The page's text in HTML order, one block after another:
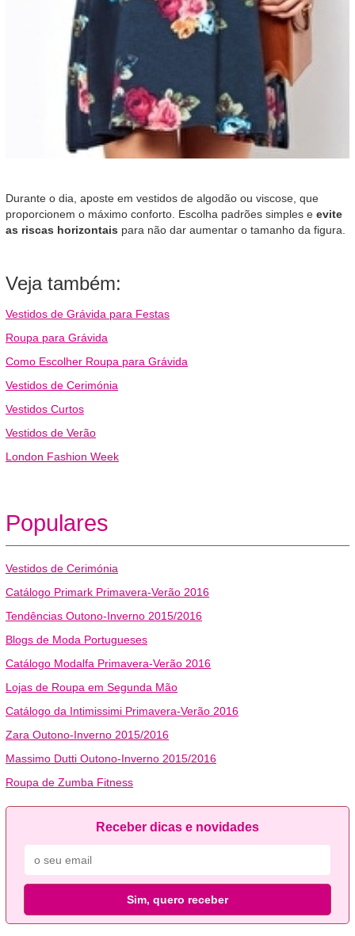
Durante o dia, aposte em vestidos de algodão ou viscose, que
proporcionem o máximo conforto. Escolha padrões simples e evite
as riscas horizontais para não dar aumentar o tamanho da figura.
Veja também:
Vestidos de Grávida para Festas
Roupa para Grávida
Como Escolher Roupa para Grávida
Vestidos de Cerimónia
Vestidos Curtos
Vestidos de Verão
London Fashion Week
Populares
Vestidos de Cerimónia
Catálogo Primark Primavera-Verão 2016
Tendências Outono-Inverno 2015/2016
Blogs de Moda Portugueses
Catálogo Modalfa Primavera-Verão 2016
Lojas de Roupa em Segunda Mão
Catálogo da Intimissimi Primavera-Verão 2016
Zara Outono-Inverno 2015/2016
Massimo Dutti Outono-Inverno 2015/2016
Roupa de Zumba Fitness
Receber dicas e novidades
Sim, quero receber